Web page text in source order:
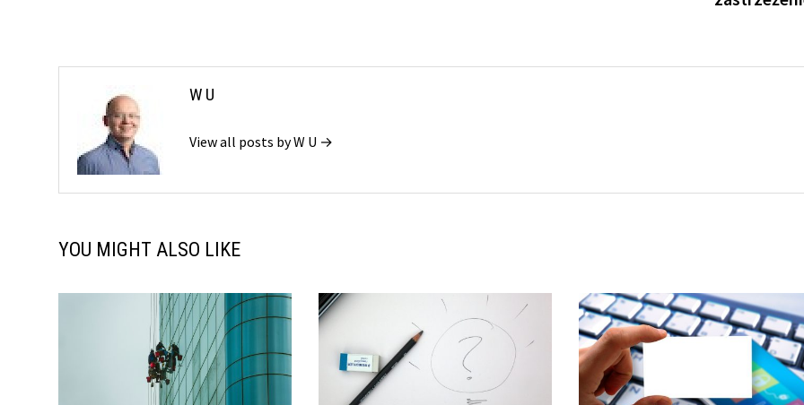
W U
View all posts by W U →
YOU MIGHT ALSO LIKE